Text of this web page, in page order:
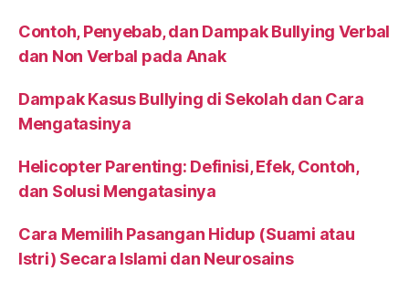
Contoh, Penyebab, dan Dampak Bullying Verbal
dan Non Verbal pada Anak
Dampak Kasus Bullying di Sekolah dan Cara
Mengatasinya
Helicopter Parenting: Definisi, Efek, Contoh,
dan Solusi Mengatasinya
Cara Memilih Pasangan Hidup (Suami atau
Istri) Secara Islami dan Neurosains